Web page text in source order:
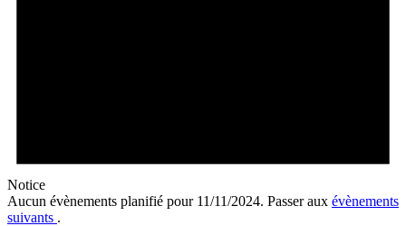
Notice
Aucun évènements planifié pour 11/11/2024. Passer aux évènements
suivants .